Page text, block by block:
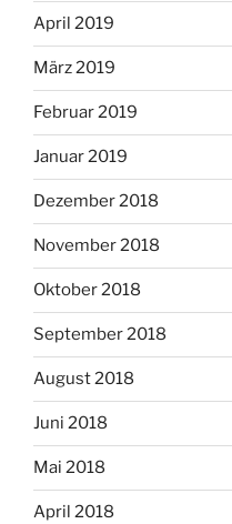
April 2019
März 2019
Februar 2019
Januar 2019
Dezember 2018
November 2018
Oktober 2018
September 2018
August 2018
Juni 2018
Mai 2018
April 2018